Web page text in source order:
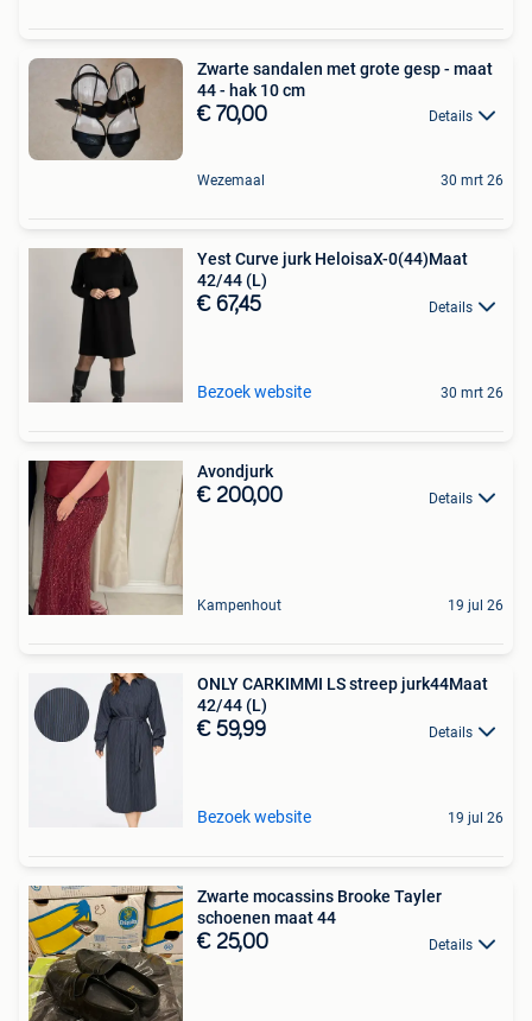
Zwarte sandalen met grote gesp - maat
44 - hak 10 cm
€ 70,00 Details
Wezemaal 30 mrt 26
Yest Curve jurk HeloisaX-0(44)Maat
42/44 (L)
€ 67,45 Details
Bezoek website 30 mrt 26
Avondjurk
€ 200,00 Details
Kampenhout 19 jul 26
ONLY CARKIMMI LS streep jurk44Maat
42/44 (L)
€ 59,99 Details
Bezoek website 19 jul 26
Zwarte mocassins Brooke Tayler
schoenen maat 44
€ 25,00 Details